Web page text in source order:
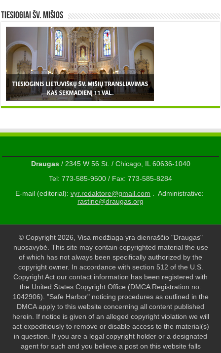
TIESIOGIAI šv. MIŠIOS
Draugas/ 2345 W 56 St. / Chicago, IL 60636-1040
Tel: 773-585-9500 / Fax: 773-585-8284
E-mail (editorial): vyr.redaktore@gmail.com . Administrative:
rastine@draugas.org
© Copyright 2026, Visa medžiaga yra dienraščio "Draugas"
nuosavybė. This site may contain copyrighted material the use
of which has not always been specifically authorized by the
copyright owner. In accordance with section 512 of the U.S.
Copyright Act our contact information has been registered with
the United States Copyright Office (DMCA Registration no:
1042906). "Safe Harbor" noticing procedures as outlined in the
DMCA apply to this website concerning all content published
herein. If notice is given of an alleged copyright violation we will
act expeditiously to remove or disable access to the material(s)
in question. If you are a legal copyright holder or a designated
agent for such and you believe a post on this website falls